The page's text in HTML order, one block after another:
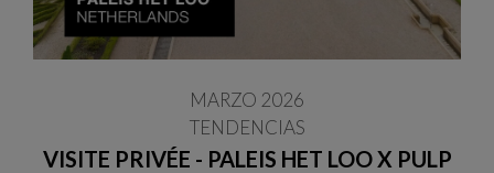
VISITE PRIVÉE - PALEIS HET LOO X PULP
MARZO 2026
TENDENCIAS